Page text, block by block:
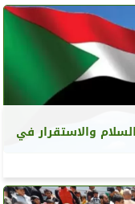
والاستقرار في